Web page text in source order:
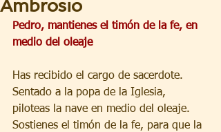
Ambrosio
Pedro, mantienes el timón de la fe, en
medio del oleaje
Has recibido el cargo de sacerdote.
Sentado a la popa de la Iglesia,
piloteas la nave en medio del oleaje.
Sostienes el timón de la fe, para que la